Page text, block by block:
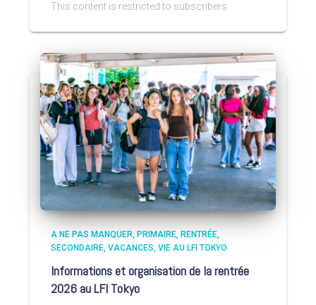
This content is restricted to subscribers
A NE PAS MANQUER PRIMAIRE RENTRÉE
SECONDAIRE VACANCES VIE AU LFI TOKYO
Informations et organisation de la rentrée
2026 au LFI Tokyo